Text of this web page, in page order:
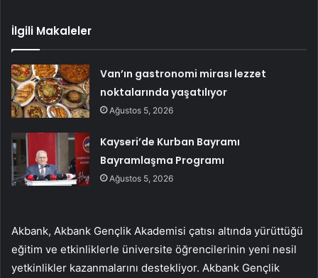
İlgili Makaleler
Van’ın gastronomi mirası lezzet
noktalarında yaşatılıyor
Ağustos 5, 2026
Kayseri’de Kurban Bayramı
Bayramlaşma Programı
Ağustos 5, 2026
Akbank, Akbank Gençlik Akademisi çatısı altında yürüttüğü
eğitim ve etkinliklerle üniversite öğrencilerinin yeni nesil
yetkinlikler kazanmalarını destekliyor. Akbank Gençlik